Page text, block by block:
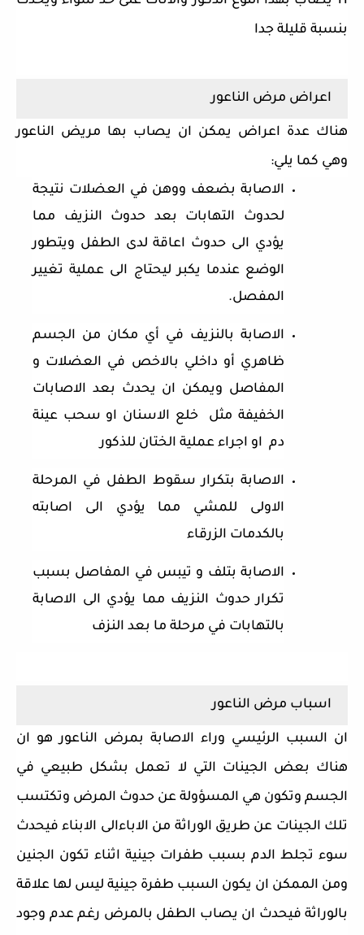
بنسبة قليلة جدا
اعراض مرض الناعور
هناك عدة اعراض يمكن ان يصاب بها مريض الناعور
وهي كما يلي:
الاصابة بضعف ووهن في العضلات نتيجة
لحدوث التهابات بعد حدوث النزيف مما
يؤدي الى حدوث اعاقة لدى الطفل ويتطور
الوضع عندما يكبر ليحتاج الى عملية تغيير
المفصل.
الاصابة بالنزيف في أي مكان من الجسم
ظاهري أو داخلي بالاخص في العضلات و
المفاصل ويمكن ان يحدث بعد الاصابات
الخفيفة مثل
خلع الاسنان او سحب عينة
دم او اجراء عملية الختان للذكور
الاصابة بتكرار سقوط الطفل في المرحلة
الاولى للمشي مما يؤدي الى اصابته
بالكدمات الزرقاء
الاصابة بتلف و تيبس في المفاصل بسبب
تكرار حدوث النزيف مما يؤدي الى الاصابة
بالتهابات في مرحلة ما بعد النزف
اسباب مرض الناعور
ان السبب الرئيسي وراء الاصابة بمرض الناعور هو ان
هناك بعض الجينات التي لا تعمل بشكل طبيعي في
الجسم وتكون هي المسؤولة عن حدوث المرض وتكتسب
تلك الجينات عن طريق الوراثة من الاباءالى الابناء فيحدث
سوء تجلط الدم بسبب طفرات جينية اثناء تكون الجنين
ومن الممكن ان يكون السبب طفرة جينية ليس لها علاقة
بالوراثة فيحدث ان يصاب الطفل بالمرض رغم عدم وجود